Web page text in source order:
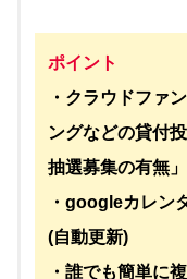
ポイント
・クラウドファ
ングなどの貸付
抽選募集の有無
・googleカレン
(自動更新)
・誰でも簡単に